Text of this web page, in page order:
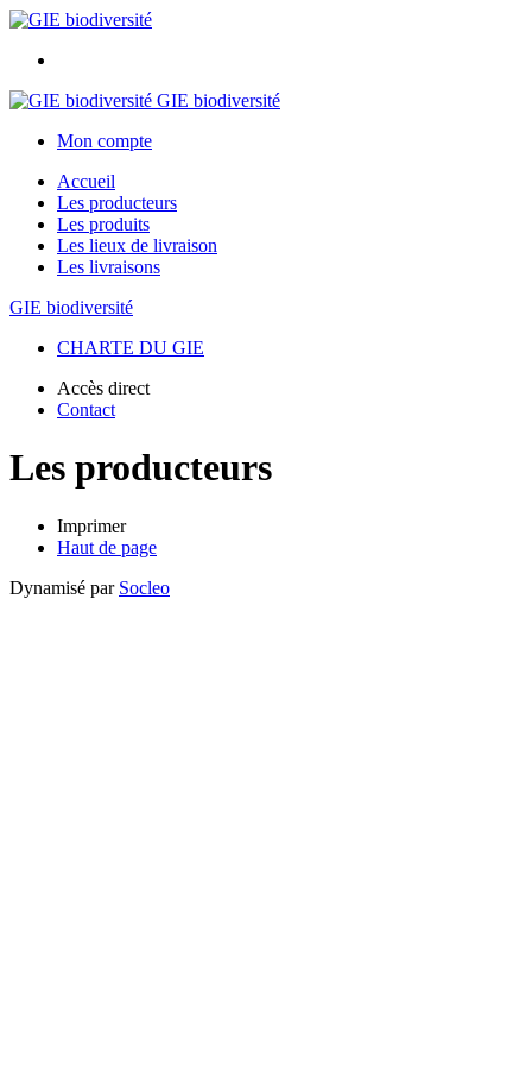
GIE biodiversité
Mon compte
Accueil
Les producteurs
Les produits
Les lieux de livraison
Les livraisons
GIE biodiversité
CHARTE DU GIE
Accès direct
Contact
Les producteurs
Imprimer
Haut de page
Dynamisé par Socleo